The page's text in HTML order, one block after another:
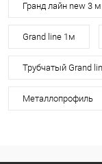
Гранд лайн new 3 м
Grand line 1м
Трубчатый Grand
Металлопрофиль